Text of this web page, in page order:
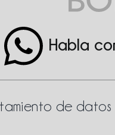
Habla
de datos